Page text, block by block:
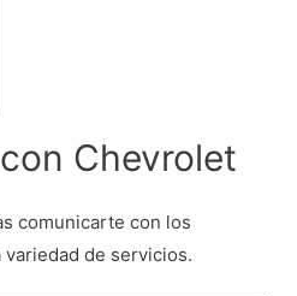
Chevrolet
comunicarte con los
de servicios.